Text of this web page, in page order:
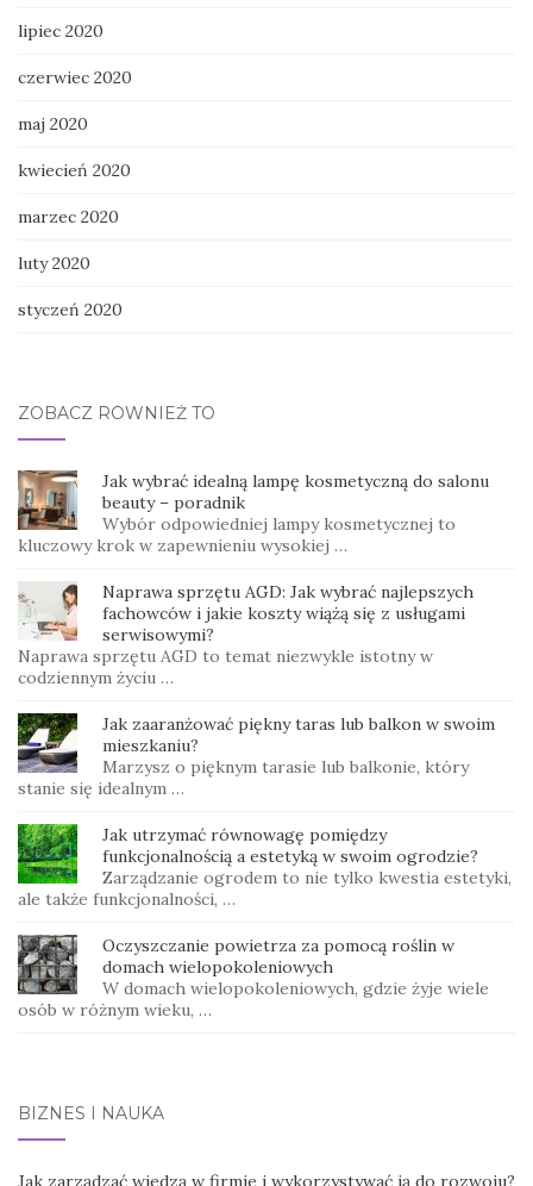
lipiec 2020
czerwiec 2020
maj 2020
kwiecień 2020
marzec 2020
luty 2020
styczeń 2020
ZOBACZ RÓWNIEŻ TO
Jak wybrać idealną lampę kosmetyczną do salonu
beauty – poradnik
Wybór odpowiedniej lampy kosmetycznej to
kluczowy krok w zapewnieniu wysokiej …
Naprawa sprzętu AGD: Jak wybrać najlepszych
fachowców i jakie koszty wiążą się z usługami
serwisowymi?
Naprawa sprzętu AGD to temat niezwykle istotny w
codziennym życiu …
Jak zaaranżować piękny taras lub balkon w swoim
mieszkaniu?
Marzysz o pięknym tarasie lub balkonie, który
stanie się idealnym …
Jak utrzymać równowagę pomiędzy
funkcjonalnością a estetyką w swoim ogrodzie?
Zarządzanie ogrodem to nie tylko kwestia estetyki,
ale także funkcjonalności, …
Oczyszczanie powietrza za pomocą roślin w
domach wielopokoleniowych
W domach wielopokoleniowych, gdzie żyje wiele
osób w różnym wieku, …
BIZNES I NAUKA
Jak zarządzać wiedzą w firmie i wykorzystywać ją do rozwoju?